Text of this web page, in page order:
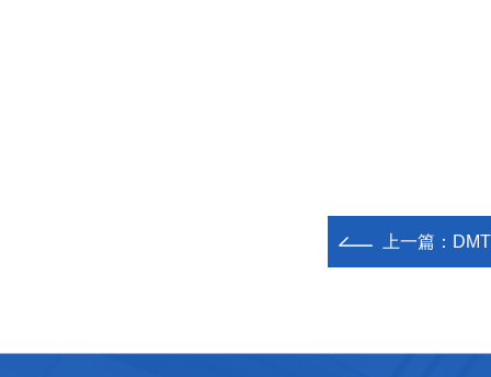
上一篇：